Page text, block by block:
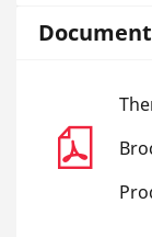
Document